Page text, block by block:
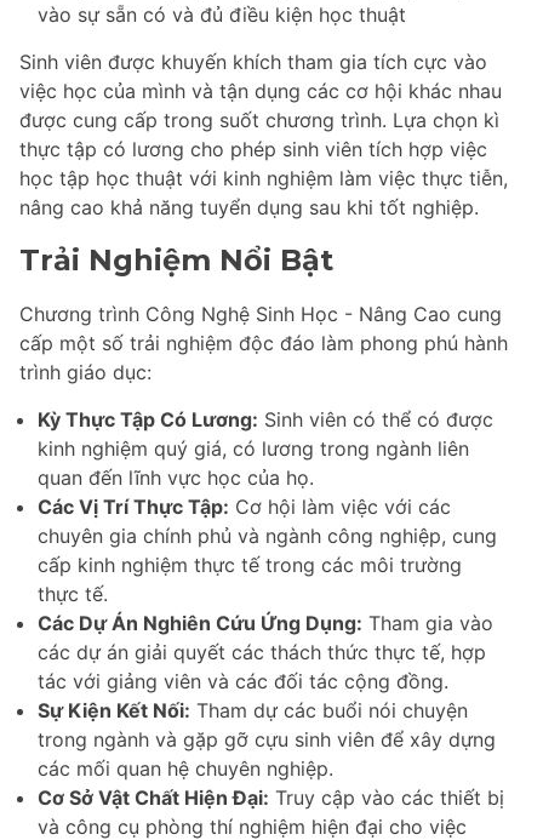
vào sự sẵn có và đủ điều kiện học thuật
Sinh viên được khuyến khích tham gia tích cực vào
việc học của mình và tận dụng các cơ hội khác nhau
được cung cấp trong suốt chương trình. Lựa chọn kì
thực tập có lương cho phép sinh viên tích hợp việc
học tập học thuật với kinh nghiệm làm việc thực tiễn,
nâng cao khả năng tuyển dụng sau khi tốt nghiệp.
Trải Nghiệm Nổi Bật
Chương trình Công Nghệ Sinh Học - Nâng Cao cung
cấp một số trải nghiệm độc đáo làm phong phú hành
trình giáo dục:
Kỳ Thực Tập Có Lương: Sinh viên có thể có được
kinh nghiệm quý giá, có lương trong ngành liên
quan đến lĩnh vực học của họ.
Các Vị Trí Thực Tập: Cơ hội làm việc với các
chuyên gia chính phủ và ngành công nghiệp, cung
cấp kinh nghiệm thực tế trong các môi trường
thực tế.
Các Dự Án Nghiên Cứu Ứng Dụng: Tham gia vào
các dự án giải quyết các thách thức thực tế, hợp
tác với giảng viên và các đối tác cộng đồng.
Sự Kiện Kết Nối: Tham dự các buổi nói chuyện
trong ngành và gặp gỡ cựu sinh viên để xây dựng
các mối quan hệ chuyên nghiệp.
Cơ Sở Vật Chất Hiện Đại: Truy cập vào các thiết bị
và công cụ phòng thí nghiệm hiện đại cho việc